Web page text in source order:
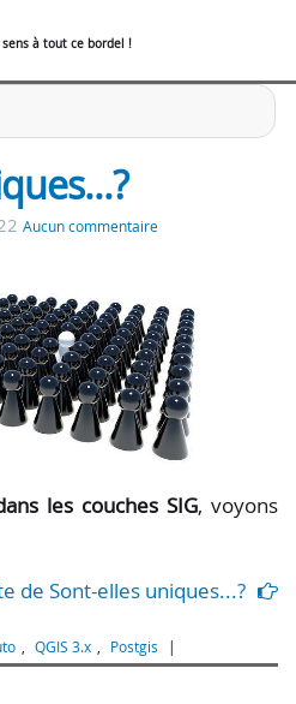
à tout ce bordel !
Aucun commentaire
les couches SIG, voyons
de Sont-elles uniques...?
, QGIS 3.x , Postgis